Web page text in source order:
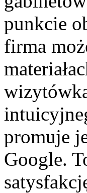
punkcie
firma
promuje
Google.